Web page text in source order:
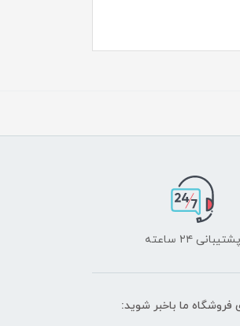
پشتیبانی ۲۴ ساعته
ما باخبر شوید: